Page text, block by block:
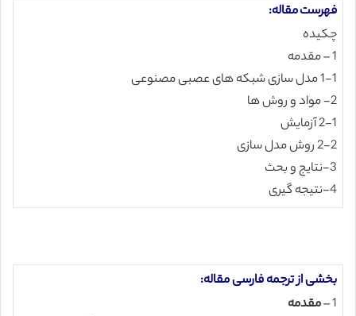
فهرست مقاله:
چکیده
1 – مقدمه
1-1 مدل سازی شبکه های عصبی مصنوعی
2- مواد و روش ها
2-1 آزمایش
2-2 روش مدل سازی
3-نتایج و بحث
4-نتیجه گیری
بخشی از ترجمه فارسی مقاله:
1 – مقدمه